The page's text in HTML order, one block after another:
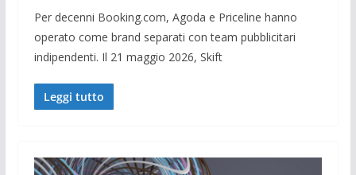
Per decenni Booking.com, Agoda e Priceline hanno
operato come brand separati con team pubblicitari
indipendenti. Il 21 maggio 2026, Skift
Leggi tutto